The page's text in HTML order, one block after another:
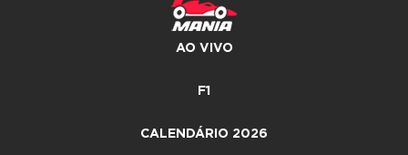
AO VIVO
F1
CALENDÁRIO 2026